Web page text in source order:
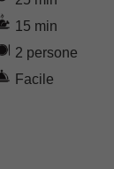
15 min
2 persone
Facile